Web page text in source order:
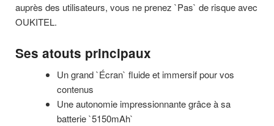
auprès des utilisateurs, vous ne prenez `Pas` de risque avec
OUKITEL.
Ses atouts principaux
Un grand `Écran` fluide et immersif pour vos
contenus
Une autonomie impressionnante grâce à sa
batterie `5150mAh`